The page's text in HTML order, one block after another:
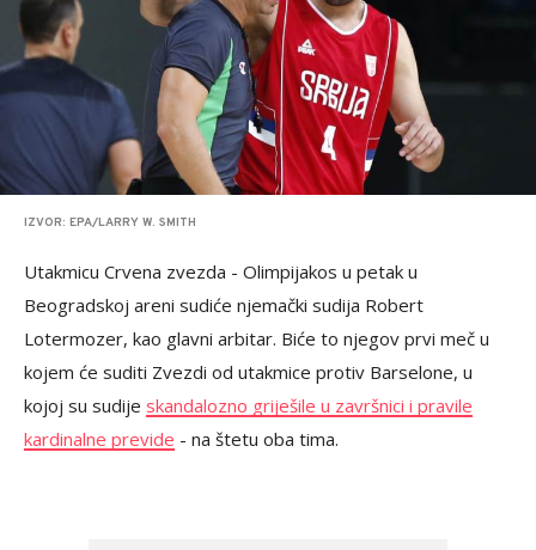
IZVOR: EPA/LARRY W. SMITH
Utakmicu Crvena zvezda - Olimpijakos u petak u
Beogradskoj areni sudiće njemački sudija Robert
Lotermozer, kao glavni arbitar. Biće to njegov prvi meč u
kojem će suditi Zvezdi od utakmice protiv Barselone, u
kojoj su sudije skandalozno griješile u završnici i pravile
kardinalne previde - na štetu oba tima.